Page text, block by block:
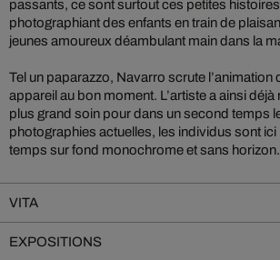
passants, ce sont surtout ces petites
photographiant des enfants en train de
jeunes amoureux déambulant main dans la
Tel un paparazzo, Navarro scrute
appareil au bon moment. L’artiste a ainsi
plus grand soin pour dans un second temps
photographies actuelles, les individus sont
temps sur fond monochrome et sans
VITA
EXPOSITIONS